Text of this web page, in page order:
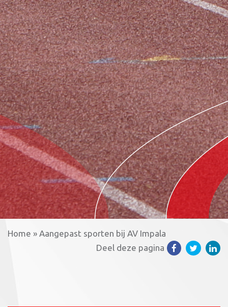
Home » Aangepast sporten bij AV Impala
Deel deze pagina